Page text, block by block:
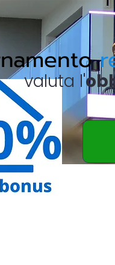
valuta l'